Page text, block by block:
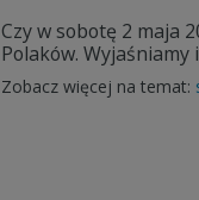
Czy w sobotę 2 maja
Polaków.
Zobacz więcej na temat: